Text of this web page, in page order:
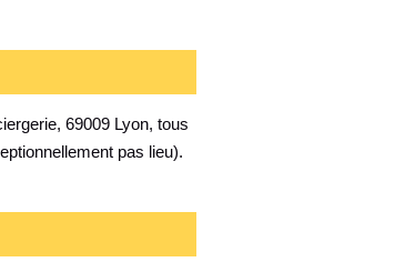
69009 Lyon, tous
pas lieu).